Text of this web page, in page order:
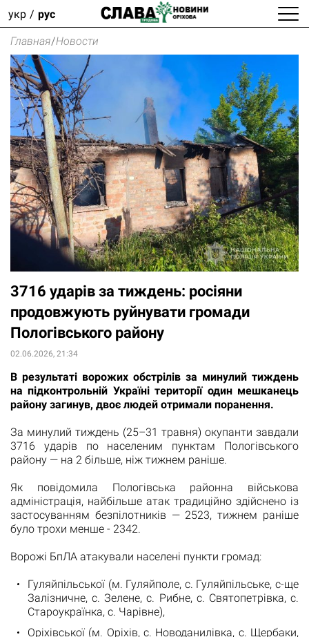
укр рус
Главная/Новости
3716 ударів за тиждень: росіяни
продовжують руйнувати громади
Пологівського району
02.06.2026, 21:34
В результаті ворожих обстрілів за минулий тиждень
на підконтрольній Україні території один мешканець
району загинув, двоє людей отримали поранення.
За минулий тиждень (25–31 травня) окупанти завдали
3716 ударів по населеним пунктам Пологівського
району — на 2 більше, ніж тижнем раніше.
Як повідомила Пологівська районна військова
адміністрація, найбільше атак традиційно здійснено із
застосуванням безпілотників — 2523, тижнем раніше
було трохи менше - 2342.
Ворожі БпЛА атакували населені пункти громад:
Гуляйпільської (м. Гуляйполе, с. Гуляйпільське, с-ще
Залізничне, с. Зелене, с. Рибне, с. Святопетрівка, с.
Староукраїнка, с. Чарівне),
Оріхівської (м. Оріхів, с. Новоданилівка, с. Щербаки,